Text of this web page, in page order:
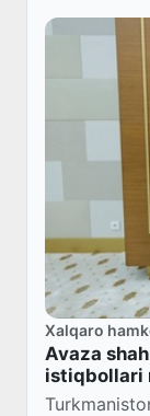
Xalqaro
Avaza
istiqbollari